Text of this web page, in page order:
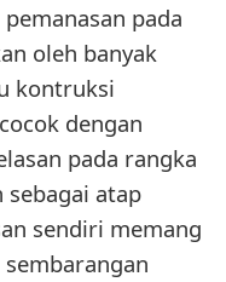
pada
oleh banyak
kontruksi
dengan
pada rangka
atap
sendiri memang